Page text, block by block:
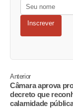
Inscrever
Anterior
Câmara aprova
decreto que
calamidade